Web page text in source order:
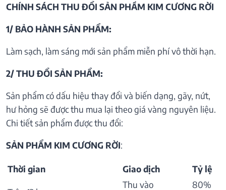
CHÍNH SÁCH THU ĐỔI SẢN PHẦM KIM CƯƠNG RỜI
1/ BẢO HÀNH SẢN PHẨM:
Làm sạch, làm sáng mới sản phẩm miễn phí vô thời hạn.
2/ THU ĐỔI SẢN PHẨM:
Sản phẩm có dấu hiệu thay đổi và biến dạng, gãy, nứt,
hư hỏng sẽ được thu mua lại theo giá vàng nguyên liệu.
Chi tiết sản phẩm được thu đổi:
SẢN PHẨM KIM CƯƠNG RỜI:
Thời gian Giao dịch Tỷ lệ
Thu vào
80%